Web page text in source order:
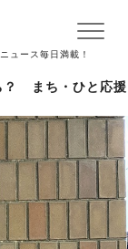
ュース毎日満載！
まち・ひと応援